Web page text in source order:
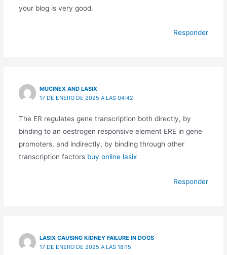
your blog is very good.
Responder
MUCINEX AND LASIX
17 DE ENERO DE 2025 A LAS 04:42
The ER regulates gene transcription both directly, by
binding to an oestrogen responsive element ERE in gene
promoters, and indirectly, by binding through other
transcription factors buy online lasix
Responder
LASIX CAUSING KIDNEY FAILURE IN DOGS
17 DE ENERO DE 2025 A LAS 18:15